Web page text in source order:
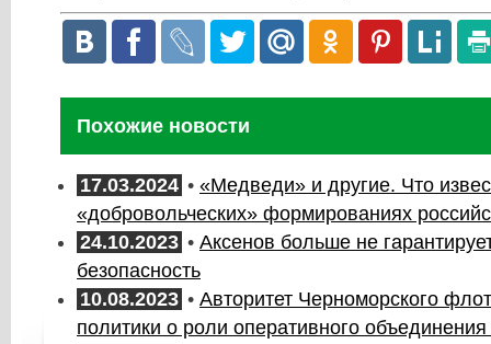
Похожие новости
17.03.2024 • «Медведи» и другие. Что
«добровольческих» формированиях
24.10.2023 • Аксенов больше не
безопасность
10.08.2023 • Авторитет Черноморского
политики о роли оперативного